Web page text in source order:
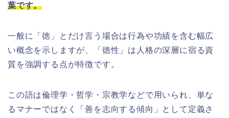
葉です。
一般に「徳」とだけ言う場合は行為や功績を含む幅広
い概念を示しますが、「徳性」は人格の深層に宿る資
質を強調する点が特徴です。
この語は倫理学・哲学・宗教学などで用いられ、単な
るマナーではなく「善を志向する傾向」として定義さ